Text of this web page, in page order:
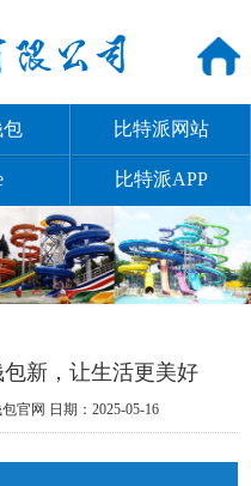
包 比特派网站
比特派APP
新，让生活更美好
官网 日期：2025-05-16